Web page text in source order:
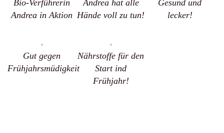
Bio-Verführerin
Andrea in Aktion
Andrea hat alle
Hände voll zu tun!
Gesund und
lecker!
Gut gegen
Frühjahrsmüdigkeit
Nährstoffe für den
Start ind
Frühjahr!